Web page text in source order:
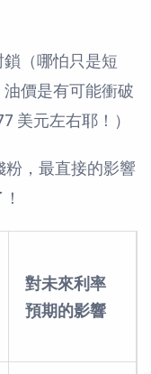
（哪怕只是短
價是有可能衝破
美元左右耶！）
粉，最直接的影響
對未來利率
預期的影響